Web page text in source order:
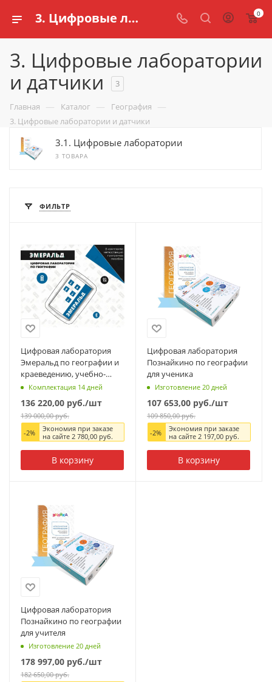
3. Цифровые лаборатории и датчики для школ и обучения детей 0
3. Цифровые лаборатории
и датчики
3
Главная — Каталог — География —
3. Цифровые лаборатории и датчики
3.1. Цифровые лаборатории
3 ТОВАРА
ФИЛЬТР
Цифровая лаборатория
Эмеральд по географии и
краеведению, учебно-
методический комплекс
Комплектация 14 дней
136 220,00 руб./шт
139 000,00руб.
-2%
Экономия при заказе
на сайте 2 780,00руб.
В корзину
Цифровая лаборатория
Познайкино по географии
для ученика
Изготовление 20 дней
107 653,00 руб./шт
109 850,00руб.
-2%
Экономия при заказе
на сайте 2 197,00руб.
В корзину
Цифровая лаборатория
Познайкино по географии
для учителя
Изготовление 20 дней
178 997,00 руб./шт
182 650,00руб.